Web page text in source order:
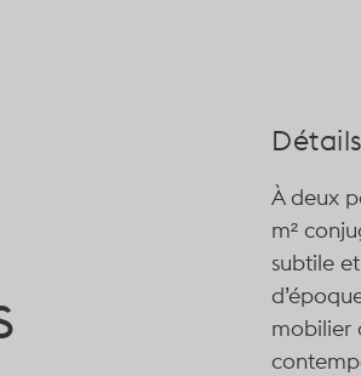
À deux
m²
subtile
mobilier